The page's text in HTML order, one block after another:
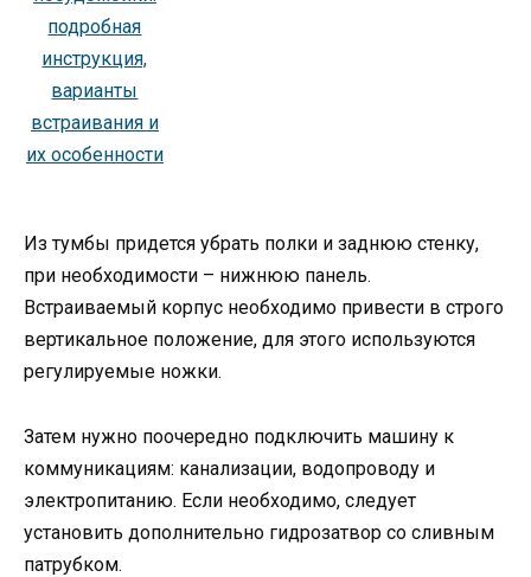
Из тумбы придется убрать полки и заднюю стенку,
при необходимости – нижнюю панель.
Встраиваемый корпус необходимо привести в строго
вертикальное положение, для этого используются
регулируемые ножки.
Затем нужно поочередно подключить машину к
коммуникациям: канализации, водопроводу и
электропитанию. Если необходимо, следует
установить дополнительно гидрозатвор со сливным
патрубком.